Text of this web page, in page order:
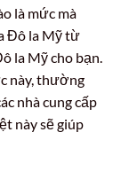
là mức mà
Đô la Mỹ từ
la Mỹ cho bạn.
này, thường
nhà cung cấp
này sẽ giúp